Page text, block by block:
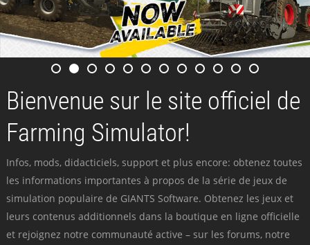
Bienvenue sur le site officiel de
Farming Simulator!
Infos, mods, didacticiels, support et plus encore: obtenez toutes
les informations importantes à propos de la série de jeux de
simulation populaire de GIANTS Software. Obtenez les jeux et
leurs contenus additionnels dans la boutique en ligne officielle
et rejoignez notre communauté active – sur les forums, notre